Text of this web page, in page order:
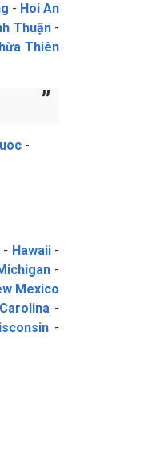
- Hoi An
Thuận-
Thiên
-
- Hawaii-
-
Mexico
-
-